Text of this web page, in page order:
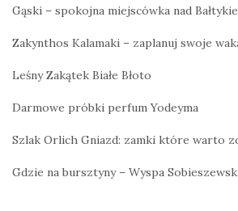
Gąski – spokojna miejscówka nad
Zakynthos Kalamaki – zaplanuj swoje
Leśny Zakątek Białe Błoto
Darmowe próbki perfum Yodeyma
Szlak Orlich Gniazd: zamki które warto
Gdzie na bursztyny – Wyspa